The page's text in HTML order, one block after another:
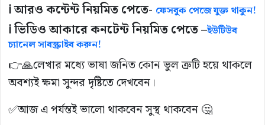
ℹ️ আরও কন্টেন্ট নিয়মিত পেতে- ফেসবুক পেজে যুক্ত থাকুন!
ℹ️ ভিডিও আকারে কনটেন্ট নিয়মিত পেতে –ইউটিউব
চ্যানেল সাবস্ক্রাইব করুন!
👉🙏লেখার মধ্যে ভাষা জনিত কোন ভুল ত্রুটি হয়ে থাকলে
অবশ্যই ক্ষমা সুন্দর দৃষ্টিতে দেখবেন।
✅আজ এ পর্যন্তই ভালো থাকবেন সুস্থ থাকবেন 🤔